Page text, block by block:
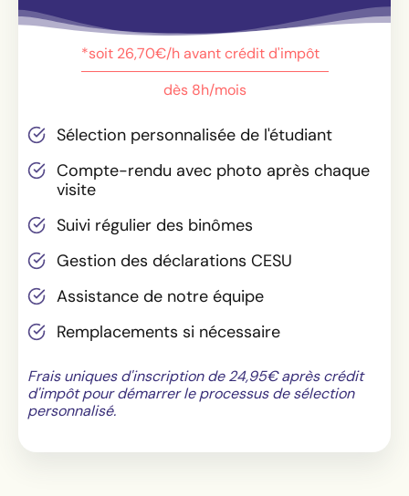
*soit 26,70€/h avant crédit d'impôt
dès 8h/mois
Sélection personnalisée de l'étudiant
Compte-rendu avec photo après chaque
visite
Suivi régulier des binômes
Gestion des déclarations CESU
Assistance de notre équipe
Remplacements si nécessaire
Frais uniques d'inscription de 24,95€ après crédit
d'impôt pour démarrer le processus de sélection
personnalisé.